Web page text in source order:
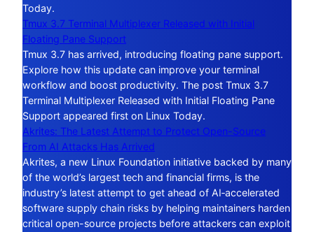
Today.
Tmux 3.7 Terminal Multiplexer Released with Initial
Floating Pane Support
Tmux 3.7 has arrived, introducing floating pane support.
Explore how this update can improve your terminal
workflow and boost productivity. The post Tmux 3.7
Terminal Multiplexer Released with Initial Floating Pane
Support appeared first on Linux Today.
Akrites: The Latest Attempt to Protect Open-Source
From AI Attacks Has Arrived
Akrites, a new Linux Foundation initiative backed by many
of the world’s largest tech and financial firms, is the
industry’s latest attempt to get ahead of AI‑accelerated
software supply chain risks by helping maintainers harden
critical open-source projects before attackers can exploit